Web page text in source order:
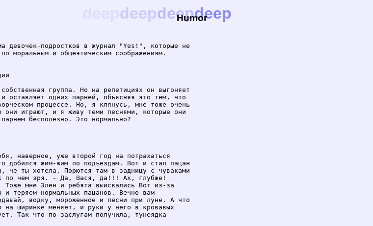
deepdeepdeep
Humor
девочек-подростков в журнал "Yes!", которые не
моральным и общеэтическим соображениям.
группа. Но на репетициях он выгоняет
оставляет одних парней, объясняя это тем, что
процессе. Но, я клянусь, мне тоже очень
они играют, и я живу теми песнями, которые они
бесполезно. Это нормально?
наверное, уже второй год на потрахаться
добился жим-жим по подъездам. Вот и стал пацан
че ты хотела. Порются там в задницу с чуваками
по чем зря. - Да, Вася, да!!! Ах, глубже!
мне Элен и ребята выискались Вот из-за
и теряем нормальных пацанов. Вечно вам
водку, мороженное и песни при луне. А что
на ширинке меняет, и руки у него в кровавых
Так что по заслугам получила, тунеядка